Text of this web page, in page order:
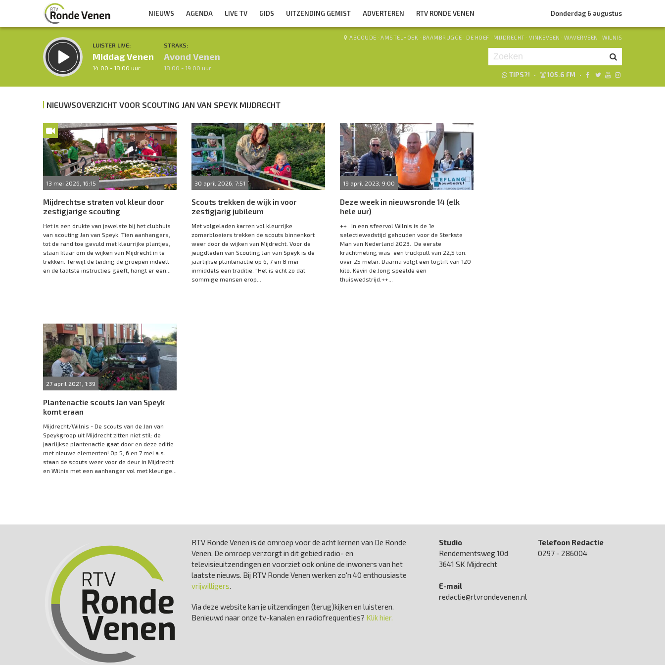
NIEUWS AGENDA LIVE TV GIDS UITZENDING GEMIST ADVERTEREN RTV RONDE VENEN Donderdag 6 augustus
LUISTER LIVE:
Middag Venen
14.00 - 18.00 uur
STRAKS:
Avond Venen
18.00 - 19.00 uur
ABCOUDE · AMSTELHOEK · BAAMBRUGGE · DE HOEF · MIJDRECHT · VINKEVEEN · WAVERVEEN · WILNIS
TIPS?! · 105.6 FM ·
Inklappen
NIEUWSOVERZICHT VOOR SCOUTING JAN VAN SPEYK MIJDRECHT
13 mei 2026, 16:15
Mijdrechtse straten vol kleur door
zestigjarige scouting
Het is een drukte van jewelste bij het clubhuis
van scouting Jan van Speyk. Tien aanhangers,
tot de rand toe gevuld met kleurrijke plantjes,
staan klaar om de wijken van Mijdrecht in te
trekken. Terwijl de leiding de groepen indeelt
en de laatste instructies geeft, hangt er een...
30 april 2026, 7:51
Scouts trekken de wijk in voor
zestigjarig jubileum
Met volgeladen karren vol kleurrijke
zomerbloeiers trekken de scouts binnenkort
weer door de wijken van Mijdrecht. Voor de
jeugdleden van Scouting Jan van Speyk is de
jaarlijkse plantenactie op 6, 7 en 8 mei
inmiddels een traditie. "Het is echt zo dat
sommige mensen erop...
19 april 2023, 9:00
Deze week in nieuwsronde 14 (elk
hele uur)
++ In een sfeervol Wilnis is de 1e
selectiewedstijd gehouden voor de Sterkste
Man van Nederland 2023. De eerste
krachtmeting was een truckpull van 22,5 ton.
over 25 meter. Daarna volgt een loglift van 120
kilo. Kevin de Jong speelde een
thuiswedstrijd.++...
27 april 2021, 1:39
Plantenactie scouts Jan van Speyk
komt eraan
Mijdrecht/Wilnis - De scouts van de Jan van
Speykgroep uit Mijdrecht zitten niet stil: de
jaarlijkse plantenactie gaat door en deze editie
met nieuwe elementen! Op 5, 6 en 7 mei a.s.
staan de scouts weer voor de deur in Mijdrecht
en Wilnis met een aanhanger vol met kleurige...
RTV Ronde Venen is de omroep voor de acht kernen van De Ronde
Venen. De omroep verzorgt in dit gebied radio- en
televisieuitzendingen en voorziet ook online de inwoners van het
laatste nieuws. Bij RTV Ronde Venen werken zo'n 40 enthousiaste
vrijwilligers.
Via deze website kan je uitzendingen (terug)kijken en luisteren.
Benieuwd naar onze tv-kanalen en radiofrequenties? Klik hier.
Studio
Rendementsweg 10d
3641 SK Mijdrecht
E-mail
redactie@rtvrondevenen.nl
Telefoon Redactie
0297 - 286004